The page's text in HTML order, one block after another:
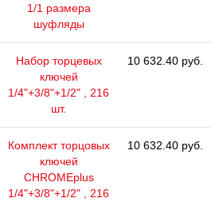
1/1 размера
шуфляды
Набор торцевых
ключей
1/4"+3/8"+1/2" , 216
шт.
10 632.40 руб.
Комплект торцовых
ключей
CHROMEplus
1/4"+3/8"+1/2" , 216
10 632.40 руб.